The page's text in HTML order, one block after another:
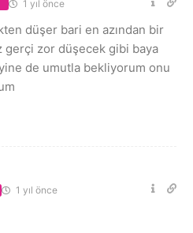
1 yıl önce
düşer bari en azından bir
zor düşecek gibi baya
de umutla bekliyorum onu
1 yıl önce